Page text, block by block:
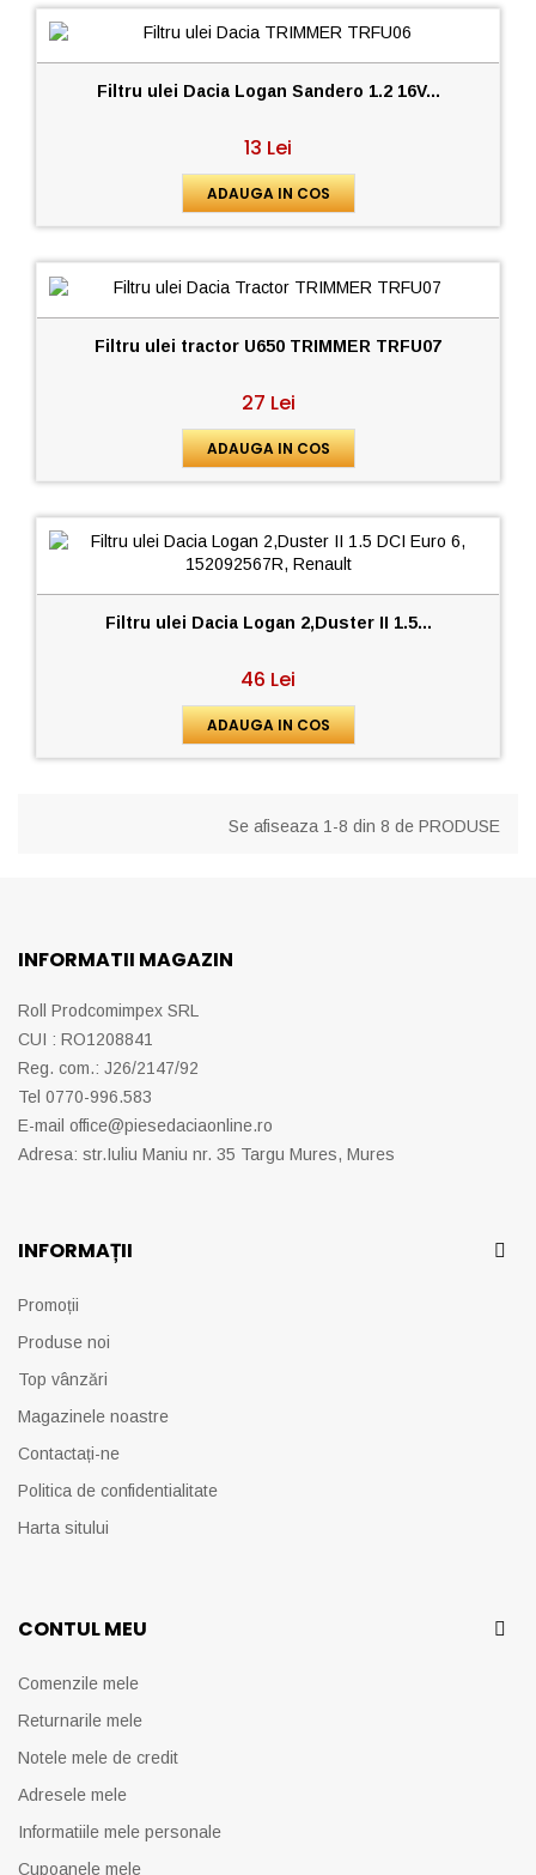
Filtru ulei Dacia Logan Sandero 1.2 16V...
13 Lei
ADAUGA IN COS
Filtru ulei tractor U650 TRIMMER TRFU07
27 Lei
ADAUGA IN COS
Filtru ulei Dacia Logan 2,Duster II 1.5...
46 Lei
ADAUGA IN COS
Se afiseaza 1-8 din 8 de PRODUSE
INFORMATII MAGAZIN
Roll Prodcomimpex SRL
CUI : RO1208841
Reg. com.: J26/2147/92
Tel 0770-996.583
E-mail office@piesedaciaonline.ro
Adresa: str.Iuliu Maniu nr. 35 Targu Mures, Mures
INFORMAȚII
Promoții
Produse noi
Top vânzări
Magazinele noastre
Contactați-ne
Politica de confidentialitate
Harta sitului
CONTUL MEU
Comenzile mele
Returnarile mele
Notele mele de credit
Adresele mele
Informatiile mele personale
Cupoanele mele